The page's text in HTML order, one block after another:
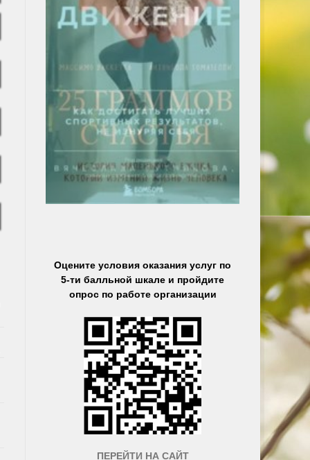
Оцените условия оказания услуг по
5-ти балльной шкале и пройдите
опрос по работе организации
ПЕРЕЙТИ НА САЙТ